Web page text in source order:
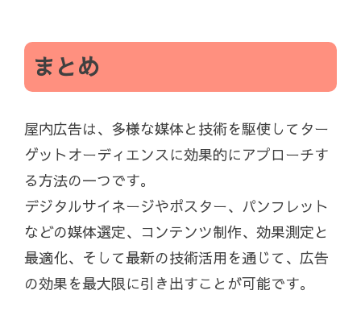
まとめ
屋内広告は、多様な媒体と技術を駆使してター
ゲットオーディエンスに効果的にアプローチす
る方法の一つです。
デジタルサイネージやポスター、パンフレット
などの媒体選定、コンテンツ制作、効果測定と
最適化、そして最新の技術活用を通じて、広告
の効果を最大限に引き出すことが可能です。